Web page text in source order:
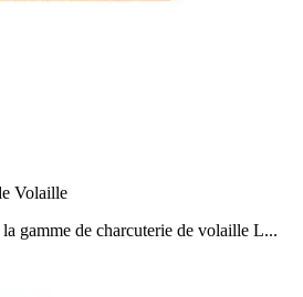
Volaille
gamme de charcuterie de volaille L...